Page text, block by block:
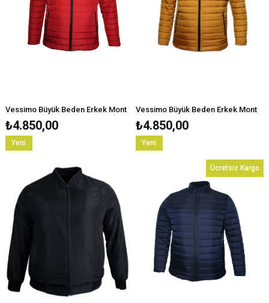
Vessimo Büyük Beden Erkek Mont
₺4.850,00
Vessimo Büyük Beden Erkek Mont
₺4.850,00
Yeni
Ücretsiz Kargo
Yeni